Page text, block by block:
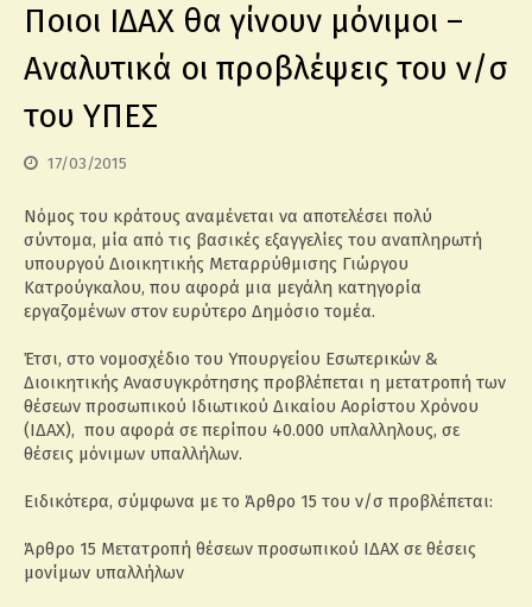
Ποιοι ΙΔΑΧ θα γίνουν μόνιμοι –
Αναλυτικά οι προβλέψεις του ν/σ
του ΥΠΕΣ
17/03/2015
Νόμος του κράτους αναμένεται να αποτελέσει πολύ
σύντομα, μία από τις βασικές εξαγγελίες του αναπληρωτή
υπουργού Διοικητικής Μεταρρύθμισης Γιώργου
Κατρούγκαλου, που αφορά μια μεγάλη κατηγορία
εργαζομένων στον ευρύτερο Δημόσιο τομέα.
Έτσι, στο νομοσχέδιο του Υπουργείου Εσωτερικών &
Διοικητικής Ανασυγκρότησης προβλέπεται η μετατροπή των
θέσεων προσωπικού Ιδιωτικού Δικαίου Αορίστου Χρόνου
(ΙΔΑΧ), που αφορά σε περίπου 40.000 υπλαλληλους, σε
θέσεις μόνιμων υπαλλήλων.
Ειδικότερα, σύμφωνα με το Άρθρο 15 του ν/σ προβλέπεται:
Άρθρο 15 Μετατροπή θέσεων προσωπικού ΙΔΑΧ σε θέσεις
μονίμων υπαλλήλων